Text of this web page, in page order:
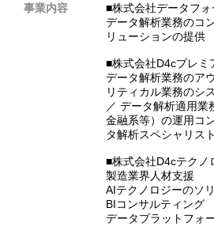
事業内容
■株式会社データフ
データ解析業務のコ
リューションの提供
■株式会社D4cプレミ
データ解析業務のア
リティカル業務のシ
／ データ解析適用業
金融系等）の運用コ
タ解析スペシャリス
■株式会社D4cテクノ
製造業界人材支援
AIテクノロジーのソ
BIコンサルティング
データプラットフォ